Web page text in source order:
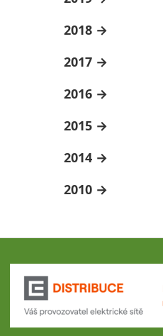
2018
2017
2016
2015
2014
2010